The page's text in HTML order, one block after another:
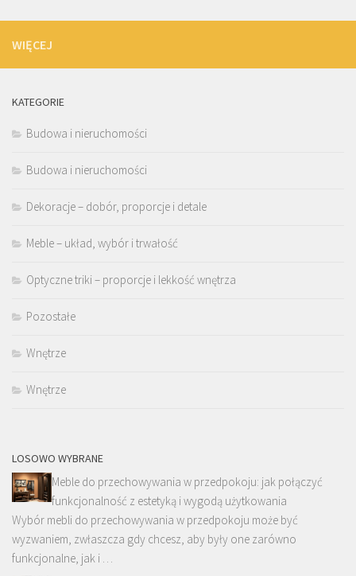
WIĘCEJ
KATEGORIE
Budowa i nieruchomości
Budowa i nieruchomości
Dekoracje – dobór, proporcje i detale
Meble – układ, wybór i trwałość
Optyczne triki – proporcje i lekkość wnętrza
Pozostałe
Wnętrze
Wnętrze
LOSOWO WYBRANE
Meble do przechowywania w przedpokoju: jak połączyć
funkcjonalność z estetyką i wygodą użytkowania
Wybór mebli do przechowywania w przedpokoju może być
wyzwaniem, zwłaszcza gdy chcesz, aby były one zarówno
funkcjonalne, jak i …